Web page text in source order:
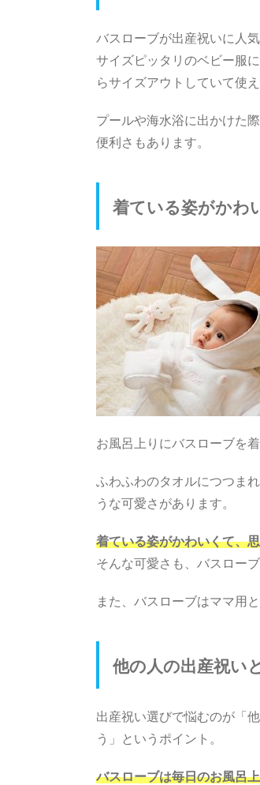
バスローブが出産祝いに人
サイズピッタリのベビー服
らサイズアウトしていて使
プールや海水浴に出かけた
便利さもあります。
着ている姿がかわ
お風呂上りにバスローブを
ふわふわのタオルにつつま
うな可愛さがあります。
着ている姿がかわいくて、
そんな可愛さも、バスロー
また、バスローブはママ用
他の人の出産祝い
出産祝い選びで悩むのが「
う」というポイント。
バスローブは毎日のお風呂